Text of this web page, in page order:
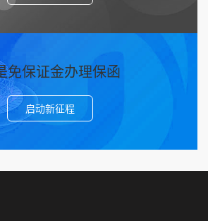
免保证金办理保函
启动新征程